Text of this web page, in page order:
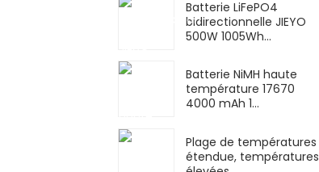
Batterie LiFePO4
bidirectionnelle JIEYO
500W 1005Wh...
Batterie NiMH haute
température 17670
4000 mAh 1...
Plage de températures
étendue, températures